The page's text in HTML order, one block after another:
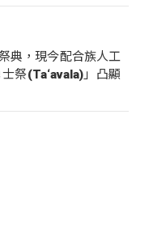
典，現今配合族人工
祭(Ta‘avala)」凸顯